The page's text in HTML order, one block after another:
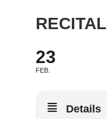
RECITAL
23
FEB.
Details